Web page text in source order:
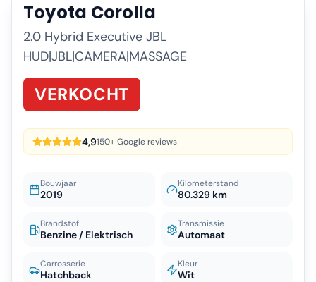
Toyota Corolla
2.0 Hybrid Executive JBL
HUD|JBL|CAMERA|MASSAGE
VERKOCHT
4,9150+ Google reviews
Bouwjaar
2019
Kilometerstand
80.329 km
Brandstof
Benzine / Elektrisch
Transmissie
Automaat
Carrosserie
Hatchback
Kleur
Wit